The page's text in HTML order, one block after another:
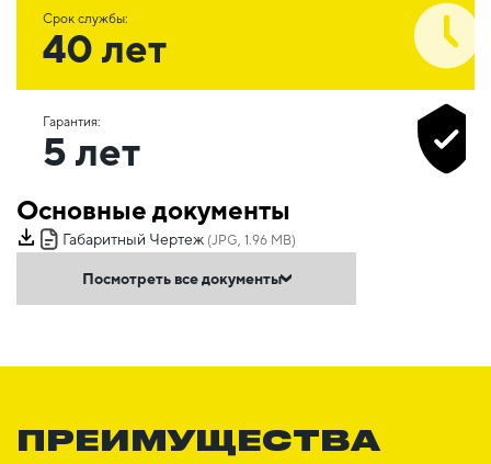
Срок службы:
40 лет
Гарантия:
5 лет
Основные документы
Габаритный Чертеж (JPG, 1.96 MB)
Посмотреть все документы
ПРЕИМУЩЕСТВА